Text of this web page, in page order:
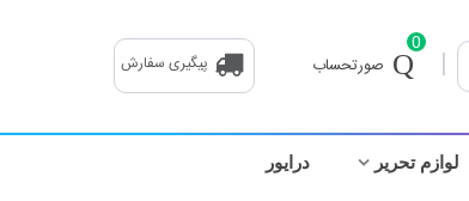
|
0
صورتحساب
پیگیری سفارش
لوازم تحریر درایور